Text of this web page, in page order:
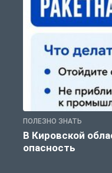
ПОЛЕЗНО ЗНАТЬ
В Кировской
опасность